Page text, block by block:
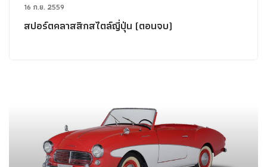
16 ก.ย. 2559
สปอร์ตคลาสสิกสไตล์ญี่ปุ่น (ตอนจบ)